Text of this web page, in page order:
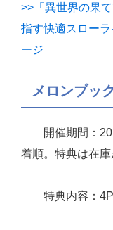
>>「異世界の果
指す快適スロー
ージ
メロンブッ
開催期間：
着順。特典は在庫
特典内容：4P